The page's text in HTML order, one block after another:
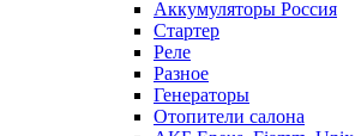
Аккумуляторы Россия
Стартер
Реле
Разное
Генераторы
Отопители салона